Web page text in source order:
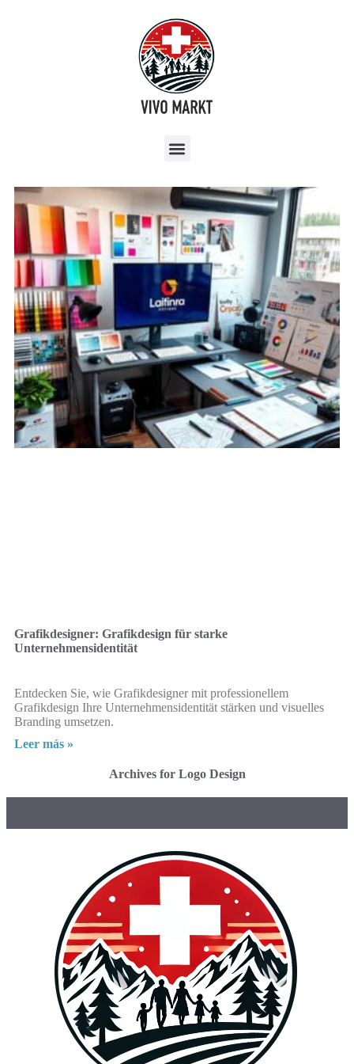
Grafikdesigner: Grafikdesign für starke
Unternehmensidentität
Entdecken Sie, wie Grafikdesigner mit professionellem
Grafikdesign Ihre Unternehmensidentität stärken und visuelles
Branding umsetzen.
Leer más »
Archives for Logo Design